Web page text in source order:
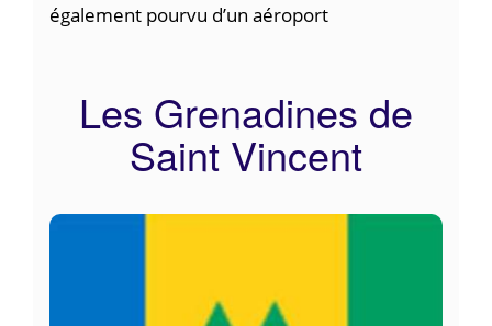
également pourvu d’un aéroport
Les Grenadines de
Saint Vincent